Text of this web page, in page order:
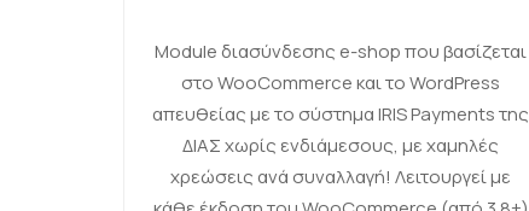
Module διασύνδεσης e-shop που βασίζεται
στο WooCommerce και το WordPress
απευθείας με το σύστημα IRIS Payments της
ΔΙΑΣ χωρίς ενδιάμεσους, με χαμηλές
χρεώσεις ανά συναλλαγή! Λειτουργεί με